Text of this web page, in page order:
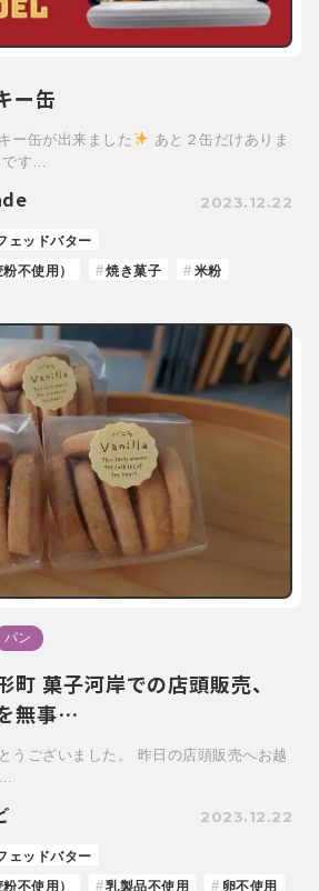
ー缶
ー缶が出来ました
あと２缶だけありま
です…
2023.12.22
ェッドバター
不使用）
焼き菓子 米粉
パン
町 菓子河岸での店頭販売、
無事…
うございました。 昨日の店頭販売へお越
2023.12.22
ェッドバター
不使用）
乳製品不使用
卵不使用